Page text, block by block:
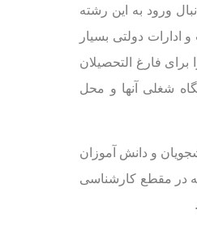
ورود به این رشته
دولتی بسیار
فارغ التحصیلان
شغلی آنها و محل
و دانش آموزان
در مقطع کارشناسی